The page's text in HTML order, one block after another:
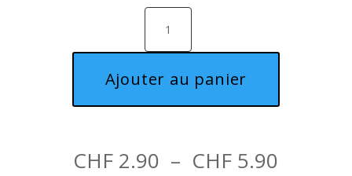
Lingette
Ajouter au panier
CHF 2.90 – CHF 5.90